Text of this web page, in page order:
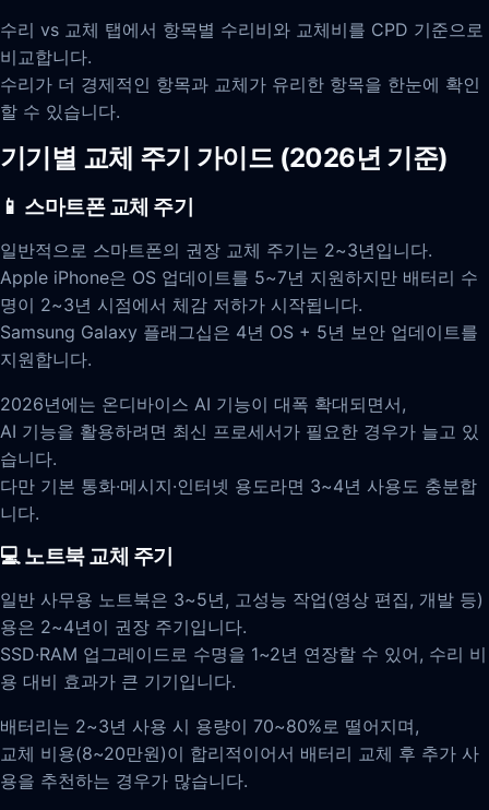
수리 vs 교체 탭에서 항목별 수리비와 교체비를 CPD 기준으로
비교합니다.
수리가 더 경제적인 항목과 교체가 유리한 항목을 한눈에 확인
할 수 있습니다.
기기별 교체 주기 가이드 (2026년 기준)
📱 스마트폰 교체 주기
일반적으로 스마트폰의 권장 교체 주기는 2~3년입니다.
Apple iPhone은 OS 업데이트를 5~7년 지원하지만 배터리 수
명이 2~3년 시점에서 체감 저하가 시작됩니다.
Samsung Galaxy 플래그십은 4년 OS + 5년 보안 업데이트를
지원합니다.
2026년에는 온디바이스 AI 기능이 대폭 확대되면서,
AI 기능을 활용하려면 최신 프로세서가 필요한 경우가 늘고 있
습니다.
다만 기본 통화·메시지·인터넷 용도라면 3~4년 사용도 충분합
니다.
💻 노트북 교체 주기
일반 사무용 노트북은 3~5년, 고성능 작업(영상 편집, 개발 등)
용은 2~4년이 권장 주기입니다.
SSD·RAM 업그레이드로 수명을 1~2년 연장할 수 있어, 수리 비
용 대비 효과가 큰 기기입니다.
배터리는 2~3년 사용 시 용량이 70~80%로 떨어지며,
교체 비용(8~20만원)이 합리적이어서 배터리 교체 후 추가 사
용을 추천하는 경우가 많습니다.